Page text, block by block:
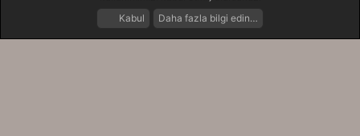
Neler Yeni Giriş Yap
Kabul
Daha fazla bilgi edin…